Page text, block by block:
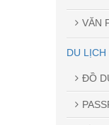
VĂN
DU LỊCH
ĐỒ